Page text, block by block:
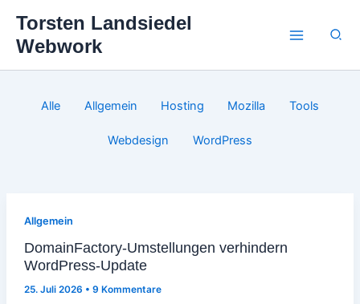
Inhalt
springen
Torsten Landsiedel
Webwork
Alle Allgemein Hosting Mozilla Tools
Webdesign WordPress
Allgemein
DomainFactory-Umstellungen verhindern
WordPress-Update
25. Juli 2026 • 9 Kommentare